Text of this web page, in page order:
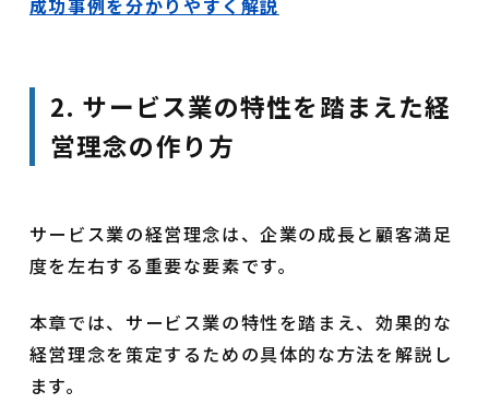
成功事例を分かりやすく解説
2. サービス業の特性を踏まえた経
営理念の作り方
サービス業の経営理念は、企業の成長と顧客満足
度を左右する重要な要素です。
本章では、サービス業の特性を踏まえ、効果的な
経営理念を策定するための具体的な方法を解説し
ます。